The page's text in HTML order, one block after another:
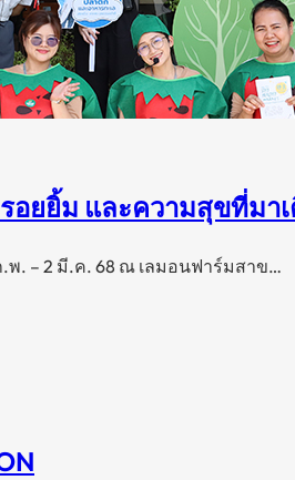
ยยิ้ม และความสุขที่มา
.พ. – 2 มี.ค. 68 ณ เลมอนฟาร์มสาข…